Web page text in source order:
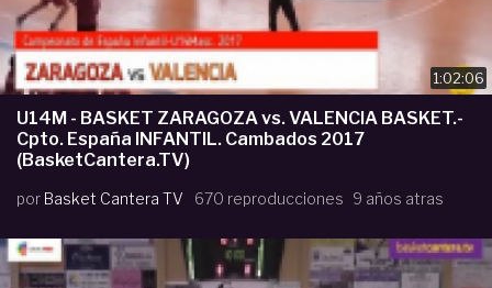
1:02:06
U14M - BASKET ZARAGOZA vs. VALENCIA BASKET.-
Cpto. España INFANTIL. Cambados 2017
(BasketCantera.TV)
por Basket Cantera TV 670 reproducciones 9 años atras